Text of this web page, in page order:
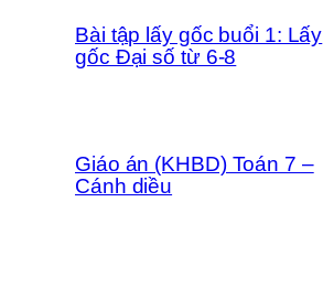
Bài tập lấy gốc buổi 1: Lấy
gốc Đại số từ 6-8
Giáo án (KHBD) Toán 7 –
Cánh diều